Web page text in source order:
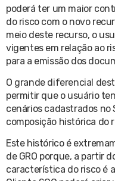
poderá ter um maior
do risco com o novo
meio deste recurso, o
vigentes em relação ao
para a emissão dos
O grande diferencial
permitir que o usuário
cenários cadastrados no
composição histórica do
Este histórico é
de GRO porque, a partir
característica do risco é